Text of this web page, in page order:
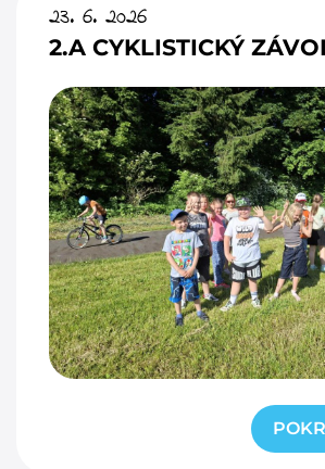
23. 6. 2026
2.A CYKLISTICKÝ